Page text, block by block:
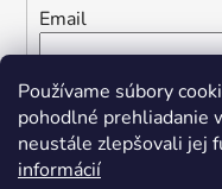
Používame súbory
pohodlné prehliadanie
neustále zlepšovali jej
informácií
Email
Vložením e-mailu
osobných údajov
PRIHLÁSIŤ SA